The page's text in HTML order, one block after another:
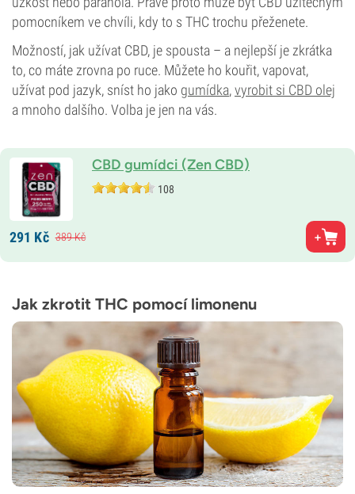
pomocníkem ve chvíli, kdy to s THC trochu přeženete.
Možností, jak užívat CBD, je spousta – a nejlepší je zkrátka
to, co máte zrovna po ruce. Můžete ho kouřit, vapovat,
užívat pod jazyk, sníst ho jako gumídka,vyrobit si CBD olej
a mnoho dalšího. Volba je jen na vás.
CBD gumídci (Zen CBD)
108
291 Kč 389Kč
Jak zkrotit THC pomocí limonenu